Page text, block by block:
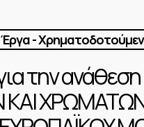
Έργα -
την